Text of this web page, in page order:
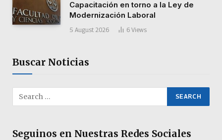
Capacitación en torno a la Ley de
Modernización Laboral
5 August 2026 6 Views
Buscar Noticias
Seguinos en Nuestras Redes Sociales